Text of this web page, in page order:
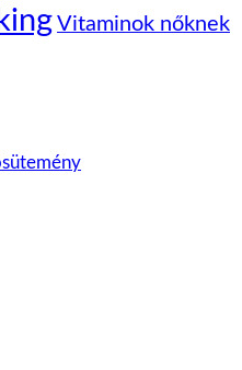
Vitaminok nőknek